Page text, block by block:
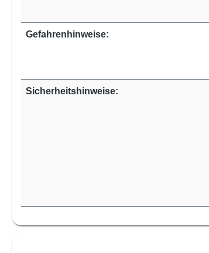
Gefahrenhinweise:
Sicherheitshinweise: